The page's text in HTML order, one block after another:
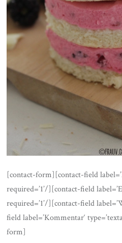
[contact-form][contact-field
required=’1’/][contact-field
required=’1’/][contact-field
field label=’Kommentar‘
form]